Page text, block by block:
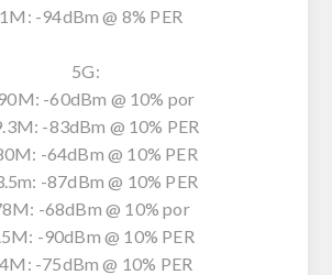
-94dBm @ 8% PER
5G:
-60dBm @ 10% por
-83dBm @ 10% PER
-64dBm @ 10% PER
-87dBm @ 10% PER
-68dBm @ 10% por
-90dBm @ 10% PER
-75dBm @ 10% PER